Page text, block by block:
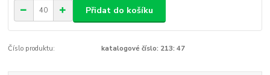
Přidat do košíku
Číslo produktu: katalogové číslo: 213: 47